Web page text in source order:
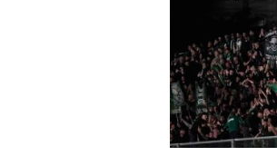
migliore
è
Pazienza,
i
tifosi